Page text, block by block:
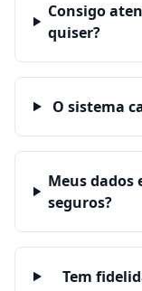
Consigo
quiser?
O sistema
Meus dados
seguros?
Tem